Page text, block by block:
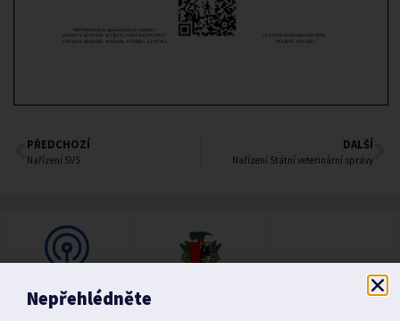
PŘEDCHOZÍ
Nařízení SVS
DALŠÍ
Nařízení Státní veterinární správy
Nepřehlédněte